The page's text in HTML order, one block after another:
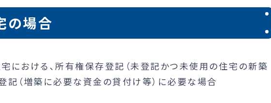
の場合
における、所有権保存登記（未登記かつ未使用の住宅の新築
記（増築に必要な資金の貸付け等）に必要な場合